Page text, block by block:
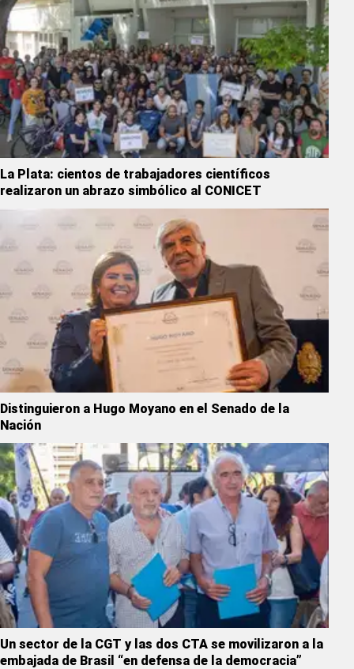
La Plata: cientos de trabajadores científicos
realizaron un abrazo simbólico al CONICET
Distinguieron a Hugo Moyano en el Senado de la
Nación
Un sector de la CGT y las dos CTA se movilizaron a la
embajada de Brasil “en defensa de la democracia”